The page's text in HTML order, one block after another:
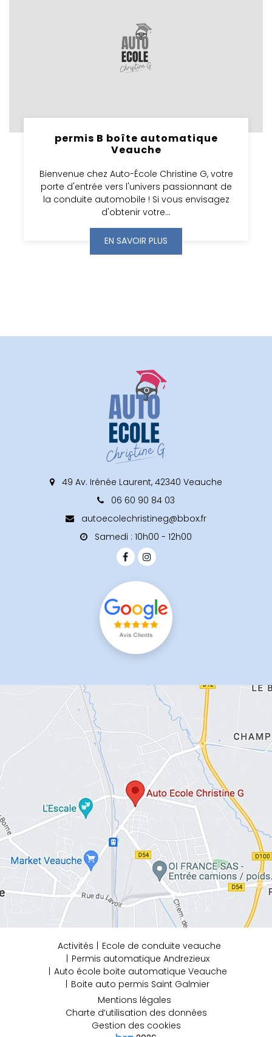
permis B boîte automatique
Veauche
Bienvenue chez Auto-École Christine G, votre
porte d'entrée vers l'univers passionnant de
la conduite automobile ! Si vous envisagez
d'obtenir votre...
EN SAVOIR PLUS
49 Av. Irénée Laurent, 42340 Veauche
06 60 90 84 03
autoecolechristineg@bbox.fr
Samedi : 10h00 - 12h00
Activités
Ecole de conduite veauche
Permis automatique Andrezieux
Auto école boite automatique Veauche
Boite auto permis Saint Galmier
Mentions légales
Charte d’utilisation des données
Gestion des cookies